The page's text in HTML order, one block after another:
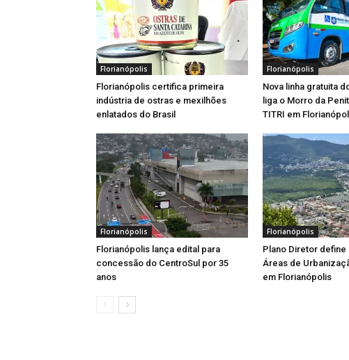
Florianópolis
Florianópolis certifica primeira
indústria de ostras e mexilhões
enlatados do Brasil
Florianópolis
Nova linha gratuita
liga o Morro da
TITRI em
Florianópolis
Florianópolis lança edital para
concessão do CentroSul por 35
anos
Florianópolis
Plano Diretor
Áreas de
em Florianópolis